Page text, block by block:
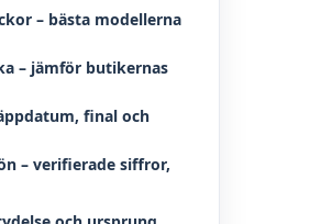
– bästa modellerna
– jämför butikernas
final och
– verifierade siffror,